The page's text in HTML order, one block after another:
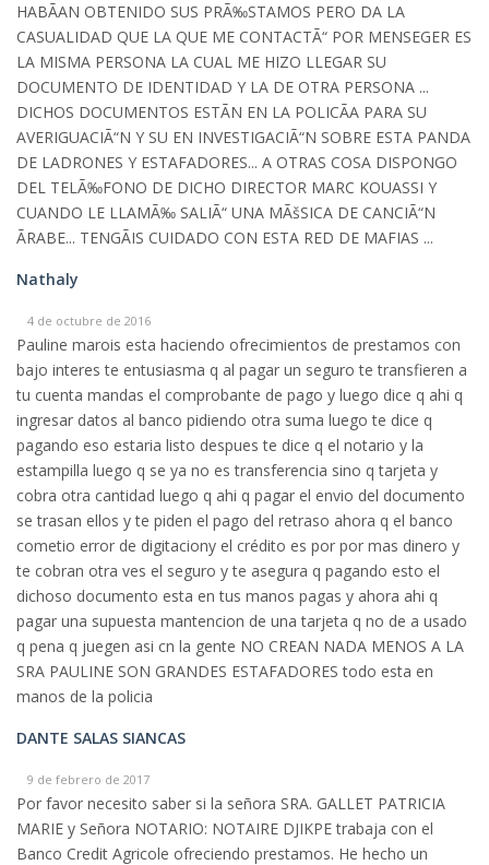
HABÃAN OBTENIDO SUS PRÃ‰STAMOS PERO DA LA
CASUALIDAD QUE LA QUE ME CONTACTÃ“ POR MENSEGER ES
LA MISMA PERSONA LA CUAL ME HIZO LLEGAR SU
DOCUMENTO DE IDENTIDAD Y LA DE OTRA PERSONA ...
DICHOS DOCUMENTOS ESTÃN EN LA POLICÃA PARA SU
AVERIGUACIÃ“N Y SU EN INVESTIGACIÃ“N SOBRE ESTA PANDA
DE LADRONES Y ESTAFADORES... A OTRAS COSA DISPONGO
DEL TELÃ‰FONO DE DICHO DIRECTOR MARC KOUASSI Y
CUANDO LE LLAMÃ‰ SALIÃ“ UNA MÃšSICA DE CANCIÃ“N
ÃRABE... TENGÃIS CUIDADO CON ESTA RED DE MAFIAS ...
Nathaly
4 de octubre de 2016
Pauline marois esta haciendo ofrecimientos de prestamos con
bajo interes te entusiasma q al pagar un seguro te transfieren a
tu cuenta mandas el comprobante de pago y luego dice q ahi q
ingresar datos al banco pidiendo otra suma luego te dice q
pagando eso estaria listo despues te dice q el notario y la
estampilla luego q se ya no es transferencia sino q tarjeta y
cobra otra cantidad luego q ahi q pagar el envio del documento
se trasan ellos y te piden el pago del retraso ahora q el banco
cometio error de digitaciony el crédito es por por mas dinero y
te cobran otra ves el seguro y te asegura q pagando esto el
dichoso documento esta en tus manos pagas y ahora ahi q
pagar una supuesta mantencion de una tarjeta q no de a usado
q pena q juegen asi cn la gente NO CREAN NADA MENOS A LA
SRA PAULINE SON GRANDES ESTAFADORES todo esta en
manos de la policia
DANTE SALAS SIANCAS
9 de febrero de 2017
Por favor necesito saber si la señora SRA. GALLET PATRICIA
MARIE y Señora NOTARIO: NOTAIRE DJIKPE trabaja con el
Banco Credit Agricole ofreciendo prestamos. He hecho un